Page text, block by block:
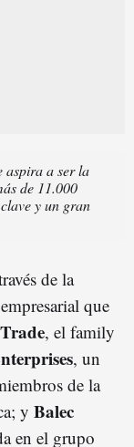
aspira a ser la
de 11.000
y un gran
de la
que
, el family
, un
de la
y Balec
en el grupo